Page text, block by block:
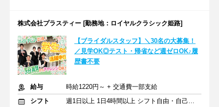
株式会社プラスティー [勤務地：ロイヤルクラシック姫路]
【ブライダルスタッフ】＼30名の大募集！
／見学OK◎テスト・帰省など週ゼロOK♪履
歴書不要
給与
時給1220円～ + 交通費一部支給
シフト
週1日以上 1日4時間以上 シフト自由・自己申告